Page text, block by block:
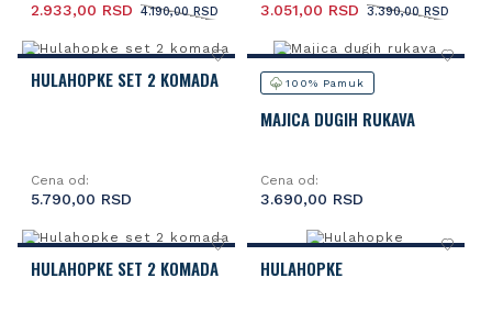
4.190,00 RSD
2.933,00 RSD 3.390,00 RSD
3.051,00 RSD
HULAHOPKE SET 2 KOMADA
Cena od:
5.790,00 RSD
100% Pamuk
MAJICA DUGIH RUKAVA
Cena od:
3.690,00 RSD
HULAHOPKE SET 2 KOMADA HULAHOPKE